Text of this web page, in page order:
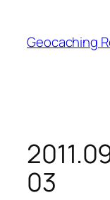
content
Geocaching
03